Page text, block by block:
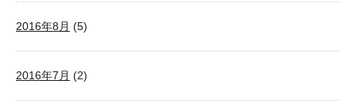
2016年8月 (5)
2016年7月 (2)